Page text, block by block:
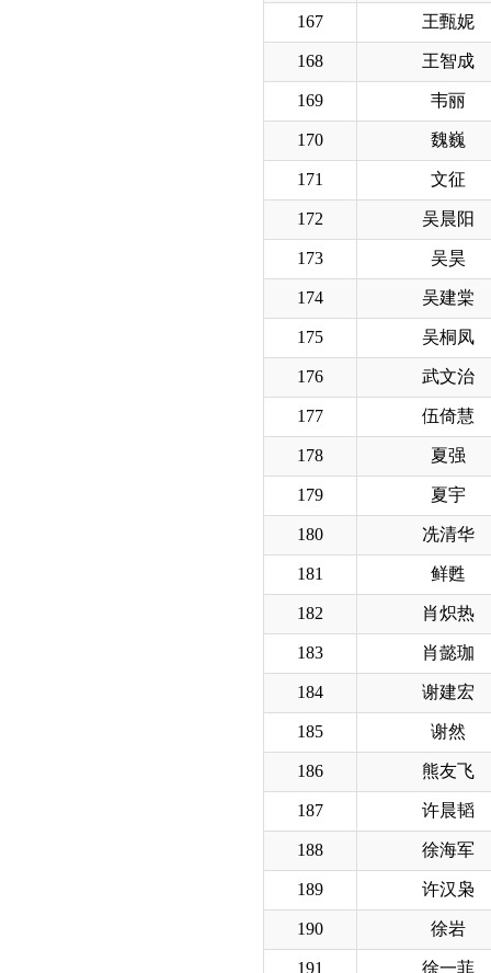
167 王甄妮
168 王智成
169 韦丽
170 魏巍
171 文征
172 吴晨阳
173 吴昊
174 吴建棠
175 吴桐凤
176 武文治
177 伍倚慧
178 夏强
179 夏宇
180 冼清华
181 鲜甦
182 肖炽热
183 肖懿珈
184 谢建宏
185 谢然
186 熊友飞
187 许晨韬
188 徐海军
189 许汉枭
190 徐岩
191 徐一菲